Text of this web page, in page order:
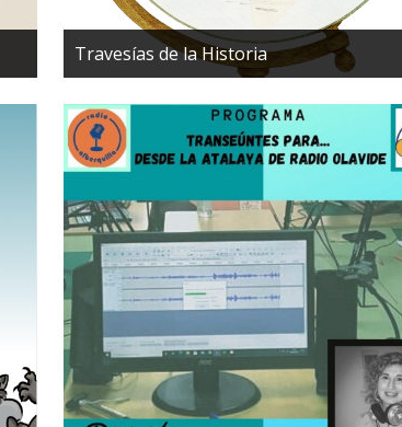
Travesías de la Historia